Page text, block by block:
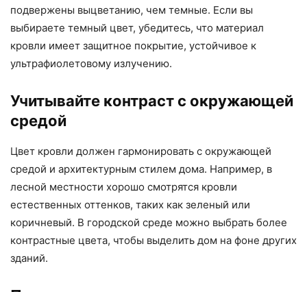
подвержены выцветанию, чем темные. Если вы
выбираете темный цвет, убедитесь, что материал
кровли имеет защитное покрытие, устойчивое к
ультрафиолетовому излучению.
Учитывайте контраст с окружающей
средой
Цвет кровли должен гармонировать с окружающей
средой и архитектурным стилем дома. Например, в
лесной местности хорошо смотрятся кровли
естественных оттенков, таких как зеленый или
коричневый. В городской среде можно выбрать более
контрастные цвета, чтобы выделить дом на фоне других
зданий.